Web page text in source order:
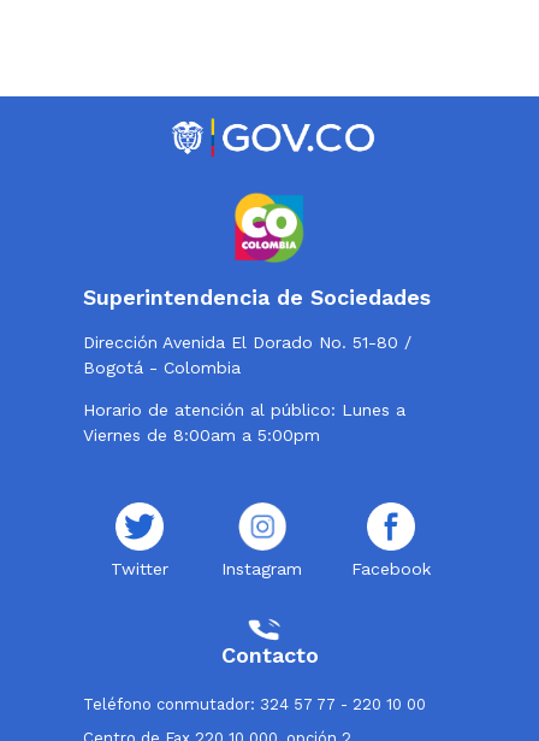
Superintendencia de Sociedades
Dirección Avenida El Dorado No. 51-80 /
Bogotá - Colombia
Horario de atención al público: Lunes a
Viernes de 8:00am a 5:00pm
Twitter Instagram Facebook
Contacto
Teléfono conmutador: 324 57 77 - 220 10 00